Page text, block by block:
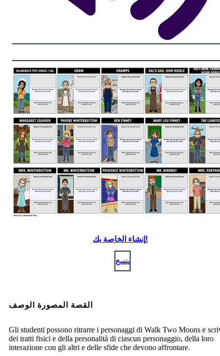
إنشاء الخاصة بك!
ينسخ
القصة المصورة الوصف
Gli studenti possono ritrarre i personaggi di Walk Two Moons e
dei tratti fisici e della personalità di ciascun personaggio, della loro
interazione con gli altri e delle sfide che devono affrontare.